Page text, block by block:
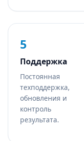
5
Поддержка
Постоянная
техподдержка,
обновления и
контроль
результата.